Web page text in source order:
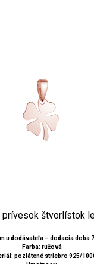
štvorlístok
u dodávateľa – dodacia doba
Farba: ružová
pozlátené striebro 925/